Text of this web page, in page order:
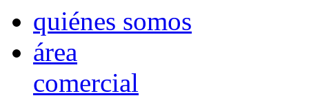
quiénes somos
área
comercial